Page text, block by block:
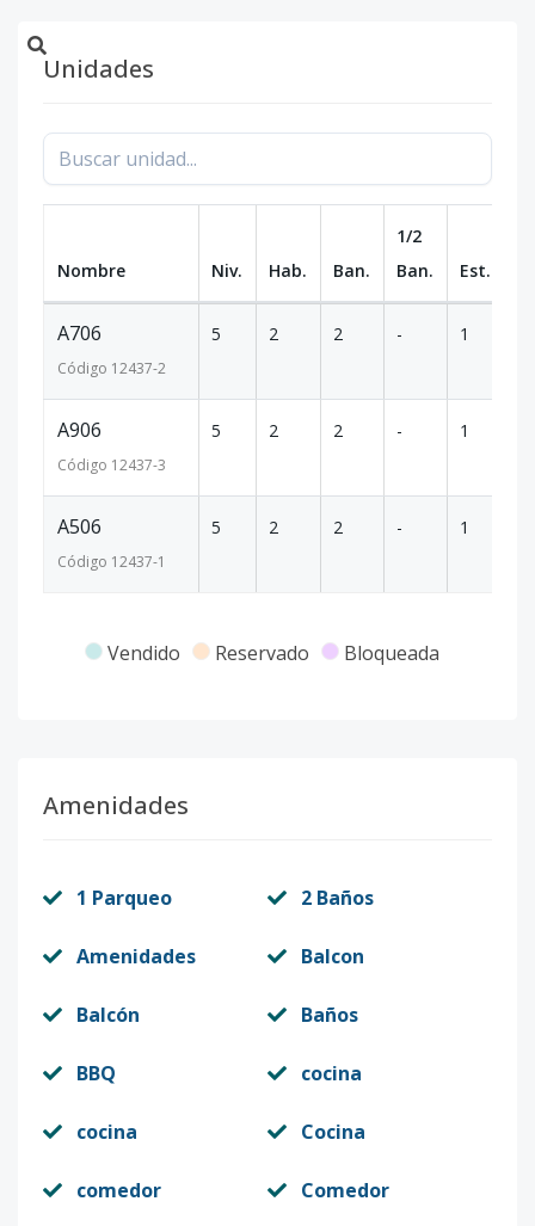
Unidades
Nombre Niv. Hab. Ban.
1/2
Ban.
Est.
A706
Código 12437-2
5 2 2 - 1
A906
Código 12437-3
5 2 2 - 1
A506
Código 12437-1
5 2 2 - 1
Vendido Reservado Bloqueada
Amenidades
1 Parqueo 2 Baños
Amenidades Balcon
Balcón Baños
BBQ cocina
cocina Cocina
comedor Comedor